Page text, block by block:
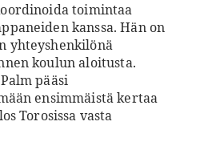
toimintaa
kanssa. Hän on
yhteyshenkilönä
koulun aloitusta.
pääsi
ensimmäistä kertaa
Torosissa vasta